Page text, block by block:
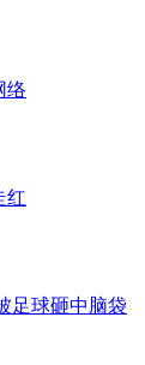
络
红
足球砸中脑袋